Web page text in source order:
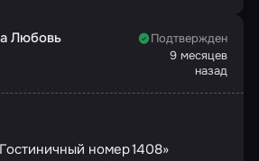
Любовь
Подтвержден
9 месяцев
назад
номер 1408»